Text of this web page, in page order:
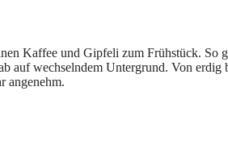
Kaffee und Gipfeli zum Frühstück. So
wechselndem Untergrund. Von
angenehm.